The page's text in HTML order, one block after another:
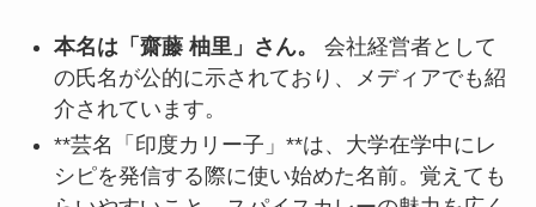
本名は「齋藤 柚里」さん。
会社経営者として
の氏名が公的に示されており、メディアでも紹
介されています。
**芸名「印度カリー子」**は、大学在学中にレ
シピを発信する際に使い始めた名前。覚えても